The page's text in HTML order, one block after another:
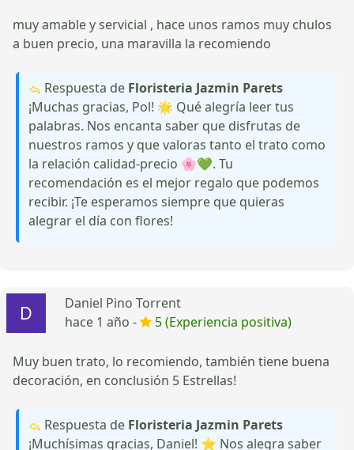
muy amable y servicial , hace unos ramos muy chulos
a buen precio, una maravilla la recomiendo
Respuesta de Floristeria Jazmin Parets
¡Muchas gracias, Pol! 🌟 Qué alegría leer tus
palabras. Nos encanta saber que disfrutas de
nuestros ramos y que valoras tanto el trato como
la relación calidad-precio 🌸💚. Tu
recomendación es el mejor regalo que podemos
recibir. ¡Te esperamos siempre que quieras
alegrar el día con flores!
Daniel Pino Torrent
hace 1 año -
5 (Experiencia positiva)
Muy buen trato, lo recomiendo, también tiene buena
decoración, en conclusión 5 Estrellas!
Respuesta de Floristeria Jazmin Parets
¡Muchísimas gracias, Daniel! ⭐ Nos alegra saber